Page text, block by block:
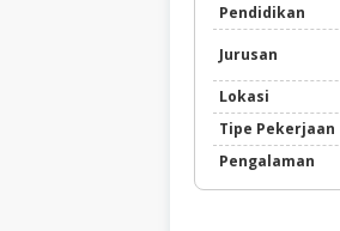
Pendidikan
Jurusan
Lokasi
Tipe Pekerjaan
Pengalaman